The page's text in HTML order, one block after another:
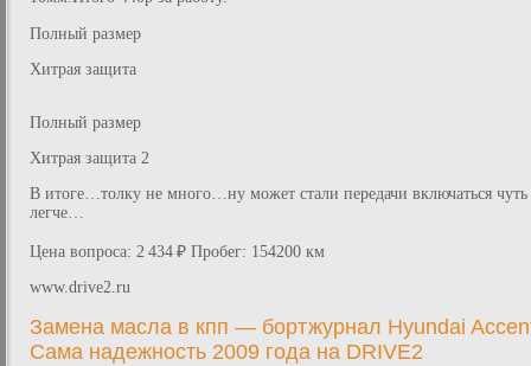
Полный размер
Хитрая защита
Полный размер
Хитрая защита 2
В итоге…толку не много…ну может стали передачи включаться
легче…
Цена вопроса: 2 434 ₽ Пробег: 154200 км
www.drive2.ru
Замена масла в кпп — бортжурнал Hyundai
Сама надежность 2009 года на DRIVE2